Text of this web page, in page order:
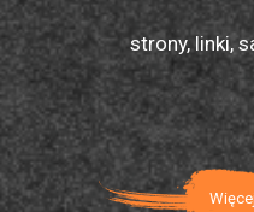
strony, linki,